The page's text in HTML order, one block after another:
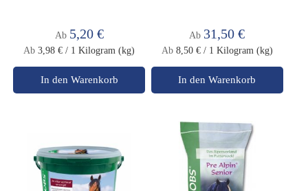
Ab 5,20 €
Ab 3,98 € / 1 Kilogram (kg)
In den Warenkorb
Ab 31,50 €
Ab 8,50 € / 1 Kilogram (kg)
In den Warenkorb